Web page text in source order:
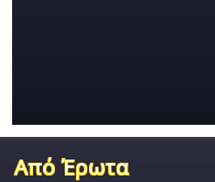
Από Έρωτα